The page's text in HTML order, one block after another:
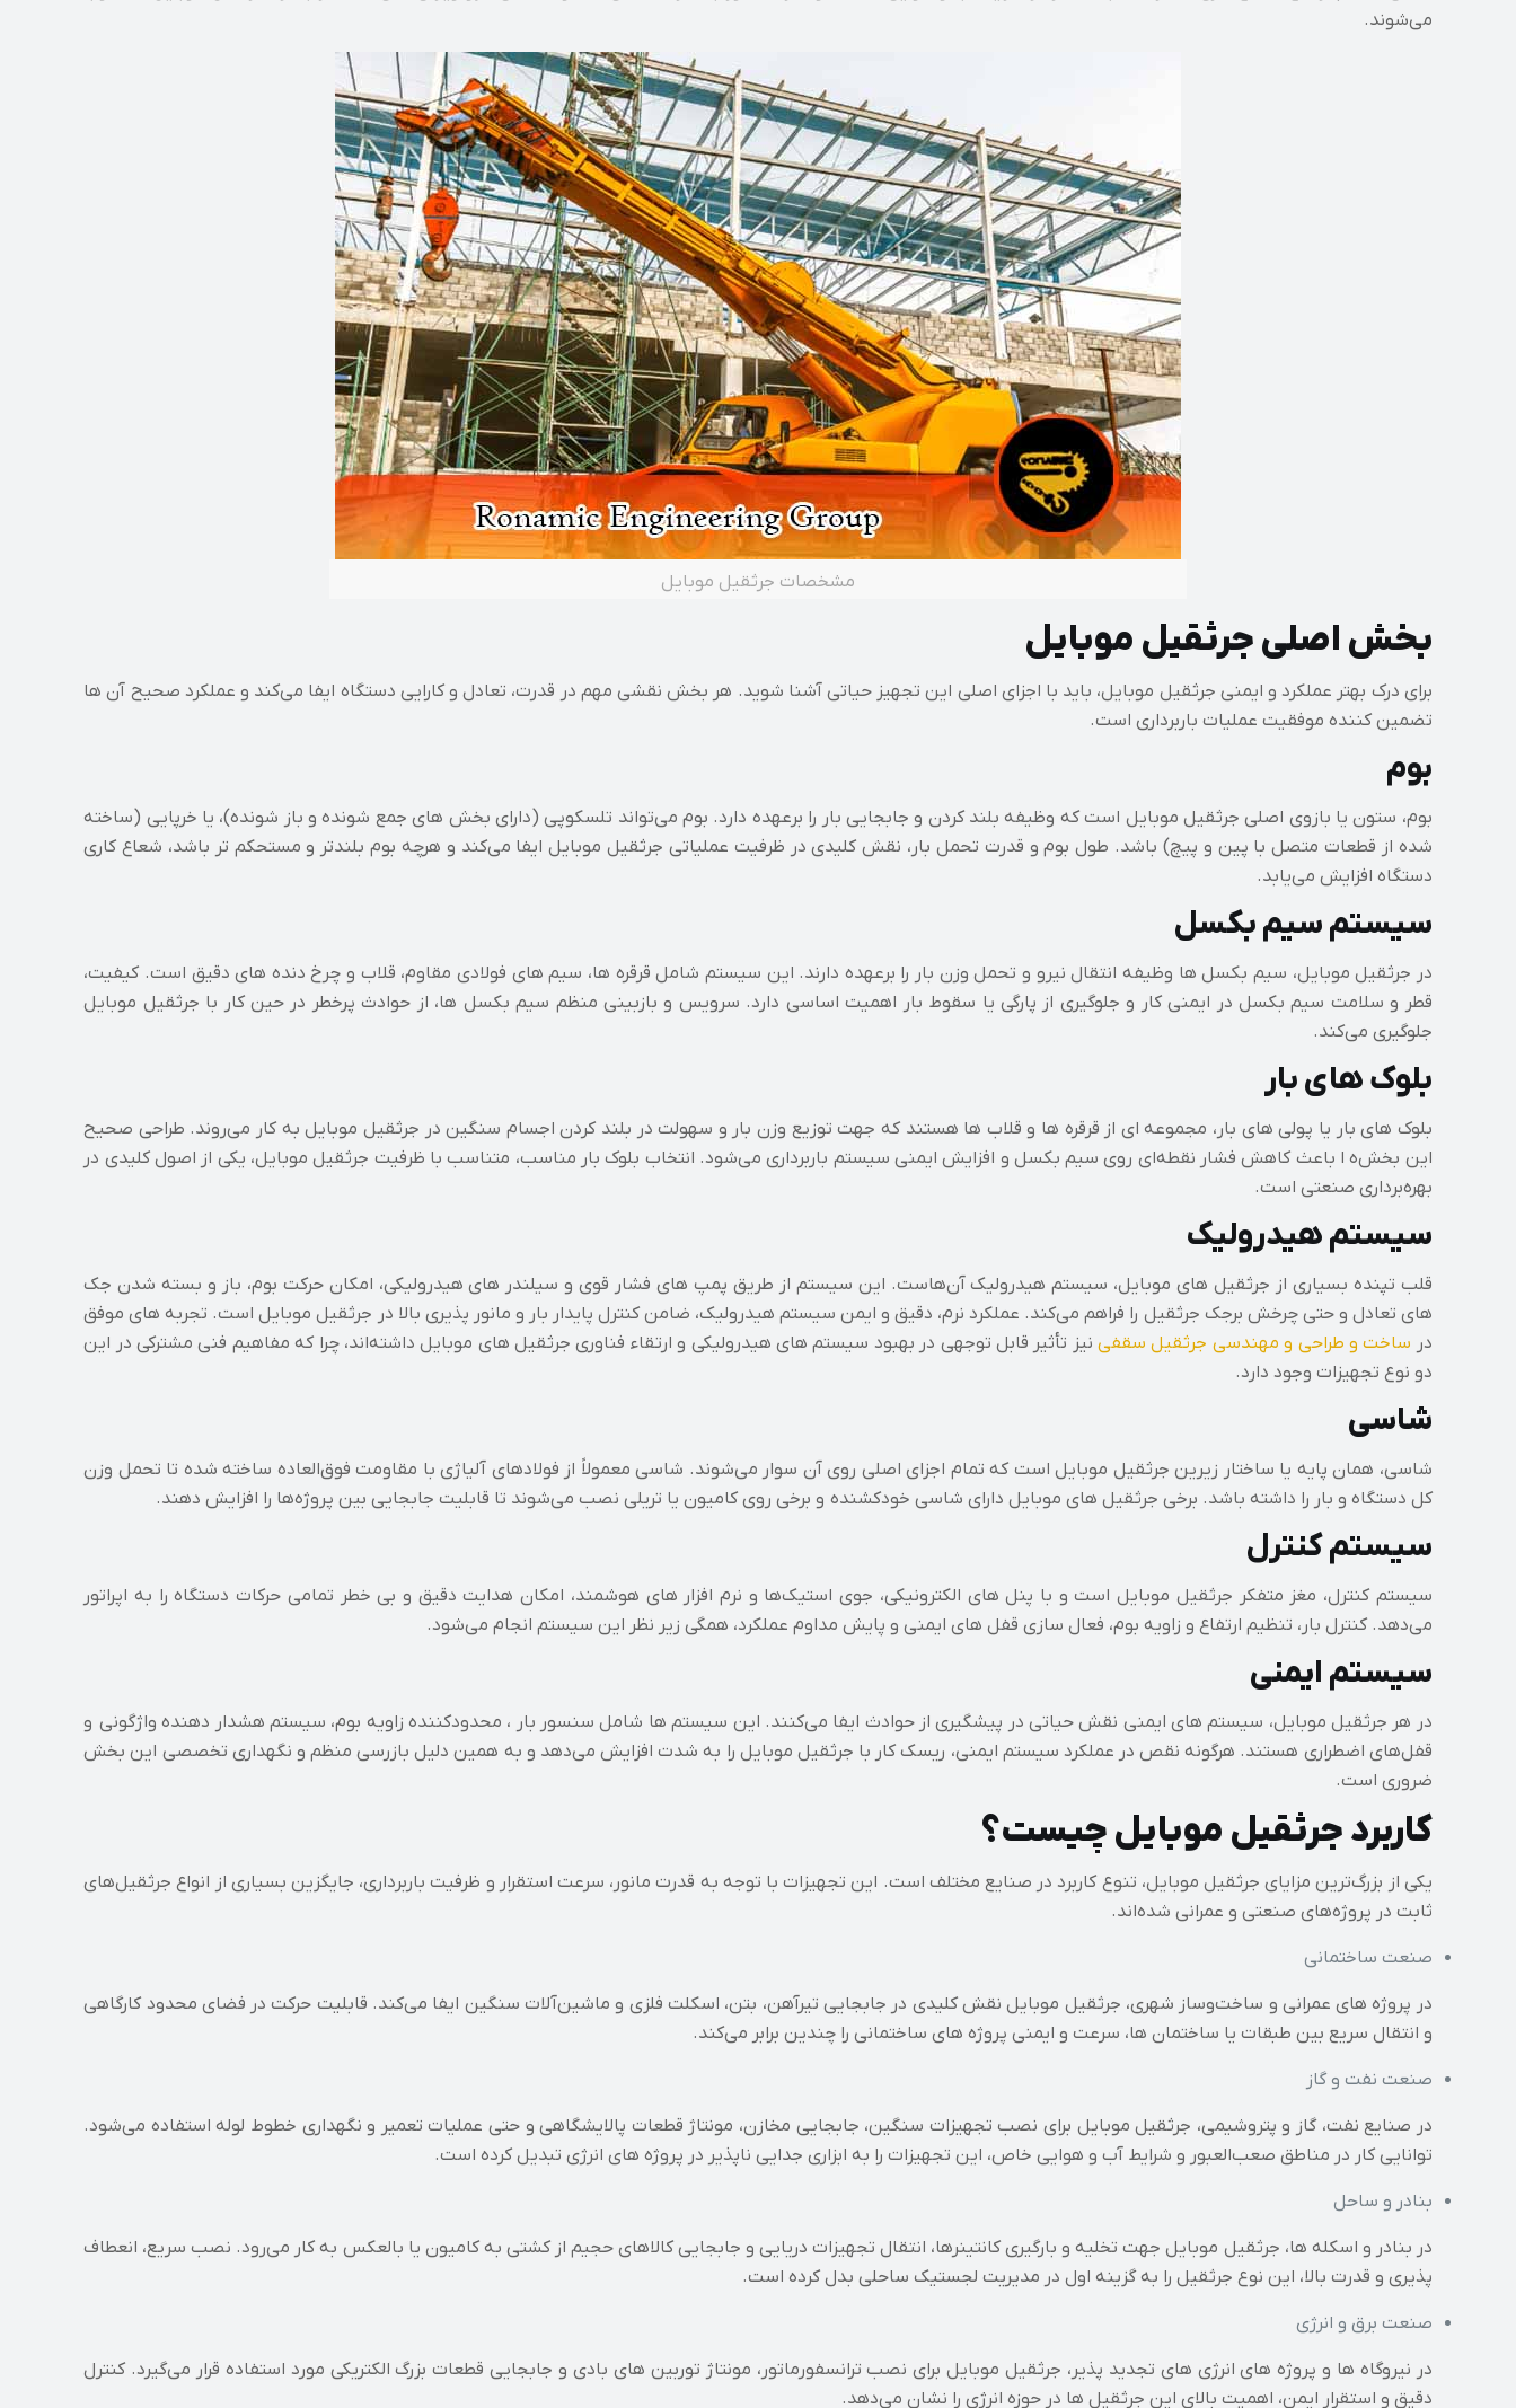
می‌شوند.
مشخصات جرثقیل موبایل
بخش اصلی جرثقیل موبایل
برای درک بهتر عملکرد و ایمنی جرثقیل موبایل، باید با اجزای اصلی این تجهیز حیاتی آشنا شوید. هر بخش نقشی مهم در قدرت، تعادل و کارایی دستگاه ایفا می‌کند و عملکرد صحیح آن‌ ها
تضمین‌ کننده موفقیت عملیات باربرداری است.
بوم
بوم، ستون یا بازوی اصلی جرثقیل موبایل است که وظیفه بلند کردن و جابجایی بار را برعهده دارد. بوم می‌تواند تلسکوپی (دارای بخش‌ های جمع‌ شونده و باز شونده)، یا خرپایی (ساخته‌
شده از قطعات متصل با پین و پیچ) باشد. طول بوم و قدرت تحمل بار، نقش کلیدی در ظرفیت عملیاتی جرثقیل موبایل ایفا می‌کند و هرچه بوم بلندتر و مستحکم‌ تر باشد، شعاع کاری
دستگاه افزایش می‌یابد.
سیستم سیم‌ بکسل
در جرثقیل موبایل، سیم‌ بکسل‌ ها وظیفه انتقال نیرو و تحمل وزن بار را برعهده دارند. این سیستم شامل قرقره‌ ها، سیم‌ های فولادی مقاوم، قلاب و چرخ‌ دنده‌ های دقیق است. کیفیت،
قطر و سلامت سیم‌ بکسل در ایمنی کار و جلوگیری از پارگی یا سقوط بار اهمیت اساسی دارد. سرویس و بازبینی منظم سیم‌ بکسل‌ ها، از حوادث پرخطر در حین کار با جرثقیل موبایل
جلوگیری می‌کند.
بلوک های بار
بلوک‌ های بار یا پولی‌ های بار، مجموعه‌ ای از قرقره‌ ها و قلاب‌ ها هستند که جهت توزیع وزن بار و سهولت در بلند کردن اجسام سنگین در جرثقیل موبایل به کار می‌روند. طراحی صحیح
این بخش‌ه ا باعث کاهش فشار نقطه‌ای روی سیم‌ بکسل و افزایش ایمنی سیستم باربرداری می‌شود. انتخاب بلوک بار مناسب، متناسب با ظرفیت جرثقیل موبایل، یکی از اصول کلیدی در
بهره‌برداری صنعتی است.
سیستم هیدرولیک
قلب تپنده بسیاری از جرثقیل‌ های موبایل، سیستم هیدرولیک آن‌هاست. این سیستم از طریق پمپ‌ های فشار قوی و سیلندر های هیدرولیکی، امکان حرکت بوم، باز و بسته شدن جک‌
های تعادل و حتی چرخش برجک جرثقیل را فراهم می‌کند. عملکرد نرم، دقیق و ایمن سیستم هیدرولیک، ضامن کنترل پایدار بار و مانور پذیری بالا در جرثقیل موبایل است. تجربه‌ های موفق
در ساخت و طراحی و مهندسی جرثقیل سقفینیز تأثیر قابل توجهی در بهبود سیستم‌ های هیدرولیکی و ارتقاء فناوری جرثقیل‌ های موبایل داشته‌اند، چرا که مفاهیم فنی مشترکی در این
دو نوع تجهیزات وجود دارد.
شاسی
شاسی، همان پایه یا ساختار زیرین جرثقیل موبایل است که تمام اجزای اصلی روی آن سوار می‌شوند. شاسی معمولاً از فولادهای آلیاژی با مقاومت فوق‌العاده ساخته شده تا تحمل وزن
کل دستگاه و بار را داشته باشد. برخی جرثقیل‌ های موبایل دارای شاسی خودکشنده و برخی روی کامیون یا تریلی نصب می‌شوند تا قابلیت جابجایی بین پروژه‌ها را افزایش دهند.
سیستم کنترل
سیستم کنترل، مغز متفکر جرثقیل موبایل است و با پنل‌ های الکترونیکی، جوی‌ استیک‌ها و نرم‌ افزار های هوشمند، امکان هدایت دقیق و بی‌ خطر تمامی حرکات دستگاه را به اپراتور
می‌دهد. کنترل بار، تنظیم ارتفاع و زاویه بوم، فعال‌ سازی قفل‌ های ایمنی و پایش مداوم عملکرد، همگی زیر نظر این سیستم انجام می‌شود.
سیستم ایمنی
در هر جرثقیل موبایل، سیستم‌ های ایمنی نقش حیاتی در پیشگیری از حوادث ایفا می‌کنند. این سیستم‌ ها شامل سنسور بار ، محدودکننده زاویه بوم، سیستم هشدار دهنده واژگونی و
قفل‌های اضطراری هستند. هرگونه نقص در عملکرد سیستم ایمنی، ریسک کار با جرثقیل موبایل را به شدت افزایش می‌دهد و به همین دلیل بازرسی منظم و نگهداری تخصصی این بخش
ضروری است.
کاربرد جرثقیل موبایل چیست؟
یکی از بزرگ‌ترین مزایای جرثقیل موبایل، تنوع کاربرد در صنایع مختلف است. این تجهیزات با توجه به قدرت مانور، سرعت استقرار و ظرفیت باربرداری، جایگزین بسیاری از انواع جرثقیل‌های
ثابت در پروژه‌های صنعتی و عمرانی شده‌اند.
صنعت ساختمانی
در پروژه‌ های عمرانی و ساخت‌وساز شهری، جرثقیل موبایل نقش کلیدی در جابجایی تیرآهن، بتن، اسکلت فلزی و ماشین‌آلات سنگین ایفا می‌کند. قابلیت حرکت در فضای محدود کارگاهی
و انتقال سریع بین طبقات یا ساختمان‌ ها، سرعت و ایمنی پروژه‌ های ساختمانی را چندین برابر می‌کند.
صنعت نفت و گاز
در صنایع نفت، گاز و پتروشیمی، جرثقیل موبایل برای نصب تجهیزات سنگین، جابجایی مخازن، مونتاژ قطعات پالایشگاهی و حتی عملیات تعمیر و نگهداری خطوط لوله استفاده می‌شود.
توانایی کار در مناطق صعب‌العبور و شرایط آب‌ و هوایی خاص، این تجهیزات را به ابزاری جدایی‌ ناپذیر در پروژه‌ های انرژی تبدیل کرده است.
بنادر و ساحل
در بنادر و اسکله‌ ها، جرثقیل موبایل جهت تخلیه و بارگیری کانتینرها، انتقال تجهیزات دریایی و جابجایی کالاهای حجیم از کشتی به کامیون یا بالعکس به کار می‌رود. نصب سریع، انعطاف‌
پذیری و قدرت بالا، این نوع جرثقیل را به گزینه اول در مدیریت لجستیک ساحلی بدل کرده است.
صنعت برق و انرژی
در نیروگاه‌ ها و پروژه‌ های انرژی‌ های تجدید پذیر، جرثقیل موبایل برای نصب ترانسفورماتور، مونتاژ توربین‌ های بادی و جابجایی قطعات بزرگ الکتریکی مورد استفاده قرار می‌گیرد. کنترل
دقیق و استقرار ایمن، اهمیت بالای این جرثقیل‌ ها در حوزه انرژی را نشان می‌دهد.